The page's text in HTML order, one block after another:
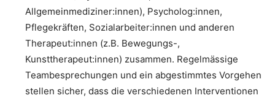
Allgemeinmediziner:innen), Psycholog:innen,
Pflegekräften, Sozialarbeiter:innen und anderen
Therapeut:innen (z.B. Bewegungs-,
Kunsttherapeut:innen) zusammen. Regelmässige
Teambesprechungen und ein abgestimmtes Vorgehen
stellen sicher, dass die verschiedenen Interventionen